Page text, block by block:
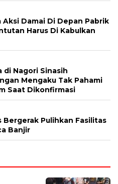
Damai Di Depan Pabrik
Harus Di Kabulkan
di Nagori Sinasih
Mengaku Tak Pahami
Saat Dikonfirmasi
Bergerak Pulihkan Fasilitas
Banjir